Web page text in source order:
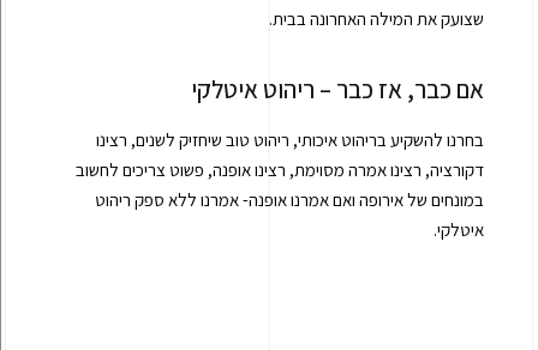
שצועק את המילה האחרונה בבית.
אם כבר, אז כבר – ריהוט איטלקי
בחרנו להשקיע בריהוט איכותי, ריהוט טוב שיחזיק לשנים, רצינו
דקורציה, רצינו אמרה מסוימת, רצינו אופנה, פשוט צריכים לחשוב
במונחים של אירופה ואם אמרנו אופנה- אמרנו ללא ספק ריהוט
איטלקי.